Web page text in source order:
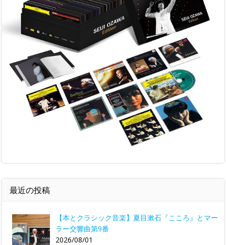
最近の投稿
【本とクラシック音楽】夏目漱石『こころ』とマー
ラー交響曲第9番
2026/08/01